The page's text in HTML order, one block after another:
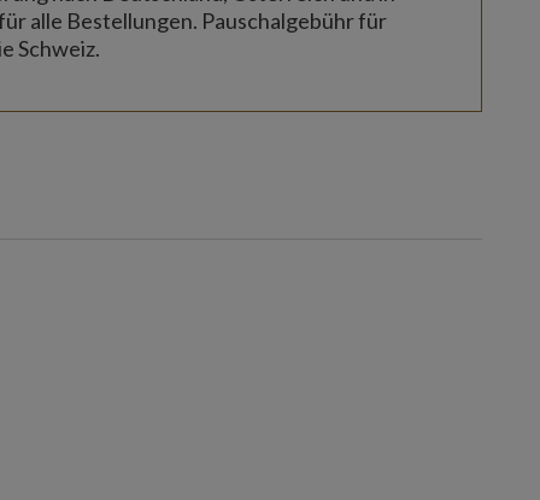
alle Bestellungen. Pauschalgebühr für
Schweiz.